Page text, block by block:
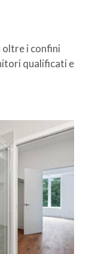
oltre i confini
qualificati e